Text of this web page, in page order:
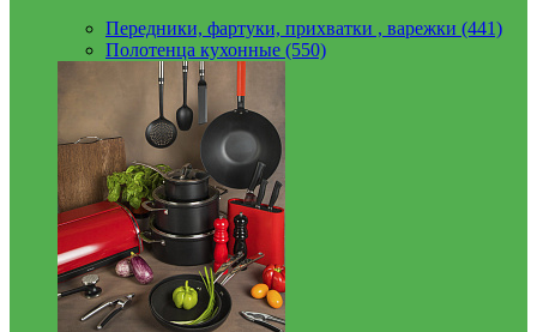
Передники, фартуки, прихватки , варежки (441)
Полотенца кухонные (550)